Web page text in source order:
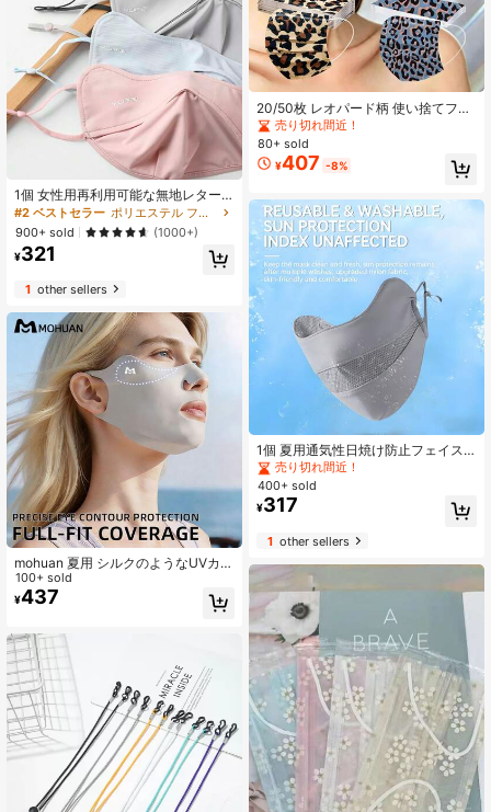
1個 女性用再利用可能な無地レター
デザイン通気性日よけフェイスマス
ク、調整可能な耳ひも、春夏秋に適
しています
#2 ベストセラー
ポリエステル フェイスカバー&アクセサリー
900+ sold
(1000+)
¥321
1other sellers
mohuan 夏用 シルクのようなUVカッ
ト ゴルフ ランニング用フェイスマス
ク レディース、シルクのようなUVカ
ットフェイスマスク、レディース UV
屋外スポーツ用UVカットフェイスマ
スク
100+ sold
¥437
20/50枚 レオパード柄 使い捨てフェ
イスマスク、3層保護マスク、不織布
素材マスク、日常使用に快適、非医
療用マスク
売り切れ間近！
80+ sold
¥407 -8%
1個 夏用通気性日焼け防止フェイス
マスク、UVカット 防塵 サイクリン
グフェイスマスク、洗えるメッシュ
日焼け防止フェイスマスク、調整可
能なストラップ 無地日焼け防止フェ
フェイスマスク メンズ
売り切れ間近！
400+ sold
¥317
1other sellers